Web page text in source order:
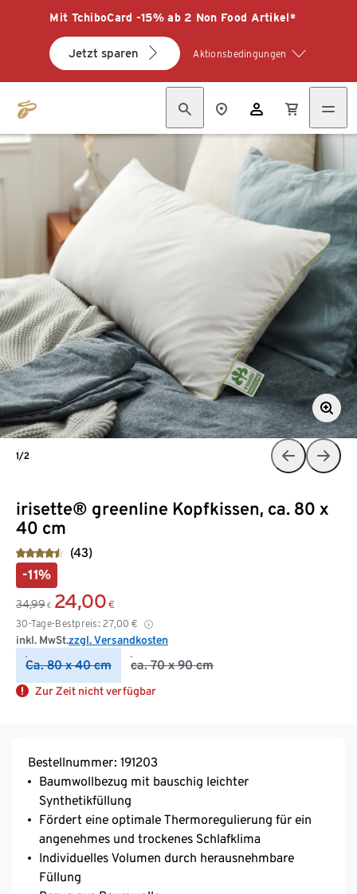
Mit TchiboCard -15% ab 2 Non Food Artikel*
Jetzt sparen Aktionsbedingungen
irisette® greenline Kopfkissen, ca. 80 x
40 cm
(43)
-11%
34,99 € 24,00 €
30-Tage-Bestpreis: 27,00 €
inkl. MwSt.zzgl. Versandkosten
Ca. 80 x 40 cm ca. 70 x 90 cm
Zur Zeit nicht verfügbar
1/2
Bestellnummer: 191203
Baumwollbezug mit bauschig leichter
Synthetikfüllung
Fördert eine optimale Thermoregulierung für ein
angenehmes und trockenes Schlafklima
Individuelles Volumen durch herausnehmbare
Füllung